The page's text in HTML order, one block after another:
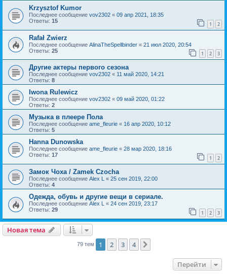
Krzysztof Kumor
Последнее сообщение vov2302 « 09 апр 2021, 18:35
Ответы: 15 1 2
Rafał Zwierz
Последнее сообщение AlinaTheSpellbinder « 21 июл 2020, 20:54
Ответы: 25 1 2 3
Другие актеры первого сезона
Последнее сообщение vov2302 « 11 май 2020, 14:21
Ответы: 8
Iwona Rulewicz
Последнее сообщение vov2302 « 09 май 2020, 01:22
Ответы: 2
Музыка в плеере Пола
Последнее сообщение ame_fleurie « 16 апр 2020, 10:12
Ответы: 5
Hanna Dunowska
Последнее сообщение ame_fleurie « 28 мар 2020, 18:16
Ответы: 17 1 2
Замок Чоха / Zamek Czocha
Последнее сообщение Alex L « 25 сен 2019, 22:00
Ответы: 4
Одежда, обувь и другие вещи в сериале.
Последнее сообщение Alex L « 24 сен 2019, 23:17
Ответы: 29 1 2 3
Новая тема
79 тем 1 2 3 4
Перейти